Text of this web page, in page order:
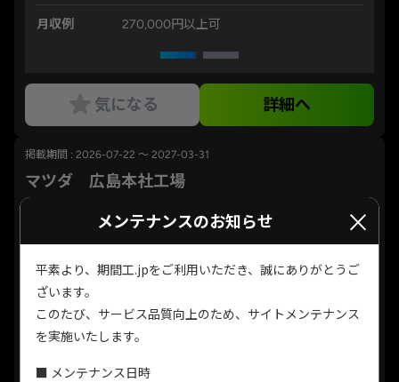
月収例 270,000円以上可
気になる 詳細へ
掲載期間 : 2026-07-22 ～ 2027-03-31
マツダ 広島本社工場
満了慰労金総額93.8万円
メンテナンスのお知らせ ×
平素より、期間工.jpをご利用いただき、誠にありがとうご
ざいます。
このたび、サービス品質向上のため、サイトメンテナンス
を実施いたします。
■ メンテナンス日時